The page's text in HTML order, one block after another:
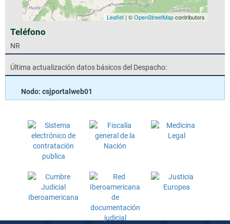
Leaflet| ©OpenStreetMapcontributors
Teléfono
NR
Última actualización datos básicos del Despacho:
Nodo: csjportalweb01